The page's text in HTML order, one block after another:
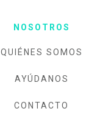
NOSOTROS
QUIÉNES SOMOS
AYÚDANOS
CONTACTO